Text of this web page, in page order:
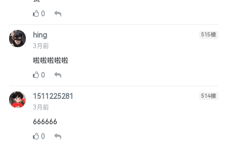
0
hing
3月前
515楼
啦啦啦啦啦
0
1511225281
3月前
514楼
666666
0